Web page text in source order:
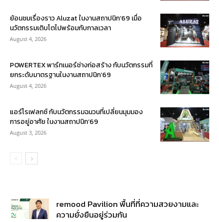
ย้อนชมเรื่องราว Aluzat ในงานสถาปนิก’69 เมื่อ
นวัตกรรมเติบโตไปพร้อมกับกาลเวลา
August 4, 2026
POWERTEX พาร์ทเนอร์ช่างก่อสร้าง กับนวัตกรรมที่
ยกระดับมาตรฐานในงานสถาปนิก’69
August 4, 2026
แอร์โรเฟลกซ์ กับนวัตกรรมฉนวนที่เปลี่ยนมุมมอง
การอยู่อาศัย ในงานสถาปนิก’69
August 3, 2026
remood Pavilion พื้นที่ที่ความสวยงามและ
ความยั่งยืนอยู่ร่วมกัน